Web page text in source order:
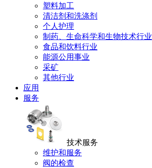
塑料加工
清洁剂和洗涤剂
个人护理
制药、生命科学和生物技术行业
食品和饮料行业
能源公用事业
采矿
其他行业
应用
服务
技术服务
维护和服务
阀的检查